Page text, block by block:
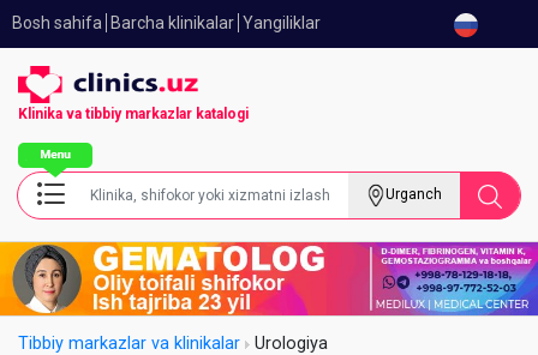
Bosh sahifa Barcha klinikalar Yangiliklar
Klinika va tibbiy markazlar katalogi
Urganch
Tibbiy markazlar va klinikalar Urologiya